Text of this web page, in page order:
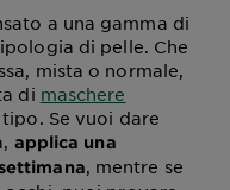
a una gamma di
di pelle. Che
mista o normale,
di maschere
Se vuoi dare
applica una
, mentre se